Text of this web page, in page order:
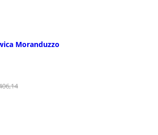
Moranduzzo